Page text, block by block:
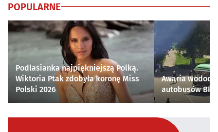
POPULARNE
Podlasianka najpiękniejszą Polką.
Wiktoria Ptak zdobyła koronę Miss
Polski 2026
Awaria
autobusów